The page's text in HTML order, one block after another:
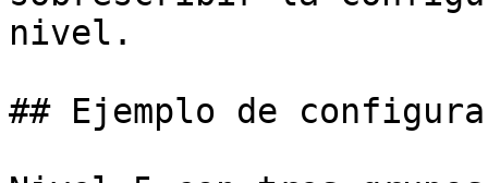
nivel.
## Ejemplo de